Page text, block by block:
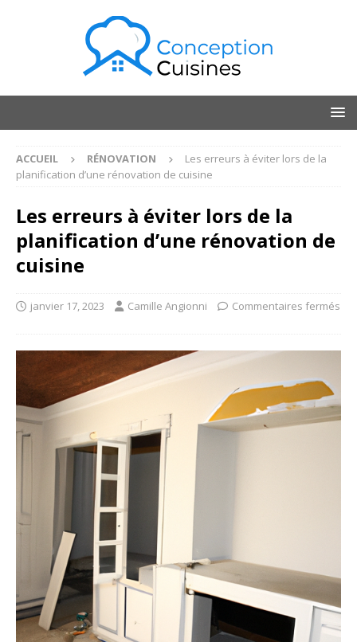
ACCUEIL RÉNOVATION
Les erreurs à éviter lors de la
planification d’une rénovation de cuisine
Les erreurs à éviter lors de la
planification d’une rénovation de
cuisine
janvier 17, 2023 Camille Angionni Commentaires fermés